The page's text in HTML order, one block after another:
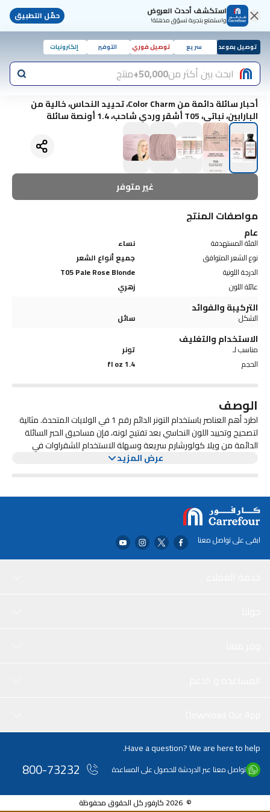
استكشف أحدث العروض
واستمتع بتجربة تسوّق مذهلة! حمّل التطبيق
توصيل بموعد سريع توصيل فوري التوفير إلكترونيات
ابحث بين أكثر من50,000+ منتج
أحبار سائلة دائمة من Color Charm، تحييد النحاس، خالية من
البارابين، نباتي، T05 أشقر وردي شاحب، 1.4 أونصة سائلة
غير متوفر
مواصفات المنتج
عام
الفئة المستهدفة
نساء
نوع الشعر المتوافق
جميع أنواع الشعر
الدرجة اللونية
T05 Pale Rose Blonde
عائلة اللون
زهري
التركيبة والفوائد
الشكل سائل
الاستخدام والتغليف
مناسب لـ
تونر
الحجم
1.4 fl oz
الوصف
اطرد أهم العناصر باستخدام التونر الدائم رقم 1 في الولايات المتحدة. مثالية
لتصحيح وتحييد اللون النحاسي بعد تفتيح لونه، فإن مساحيق الحبر السائلة
الدائمة من ويلا كولورشارم سريعة وسهلة الاستخدام للشقراوات في
المنزل وبجودة صالونات التجميل. التونر الخاص بنا لطيف على الشعر مما
والباستيل لمساعدتك على اكتشاف أفضل لون أشقر لديك. نباتي وخالي من
18/3/2023 الفترة الزمنية xAOC (مجموعة ممتدة لجميع منافذ البيع)
Nielsen Consumer LLC. مفتح مسحوق الحبر WELLA COLORCHARM
عرض المزيد
ابقى على تواصل معنا
Have a question? We are here to help.
تواصل معنا عبر الدردشة للحصول على المساعدة 800-73232
© 2026 كارفور كل الحقوق محفوظة